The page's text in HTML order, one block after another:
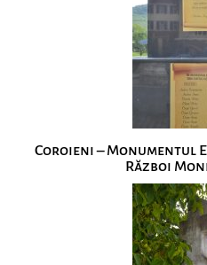
Coroieni – Monumentul
Război